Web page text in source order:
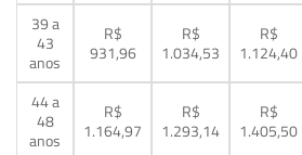
39 a
43
anos
R$
931,96
R$
1.034,53
R$
1.124,40
44 a
48
anos
R$
1.164,97
R$
1.293,14
R$
1.405,50